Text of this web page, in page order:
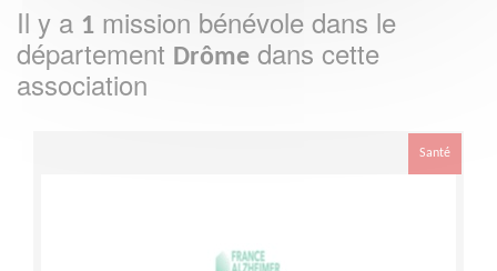
Il y a 1 mission bénévole dans le
département Drôme dans cette
association
Santé